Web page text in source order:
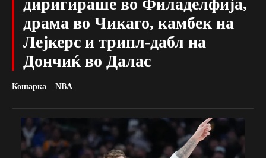
диригираше во Филаделфија,
драма во Чикаго, камбек на
Лејкерс и трипл-дабл на
Дончиќ во Далас
Кошарка NBA